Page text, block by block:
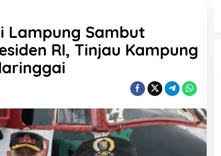
Lampung Sambut
RI, Tinjau Kampung